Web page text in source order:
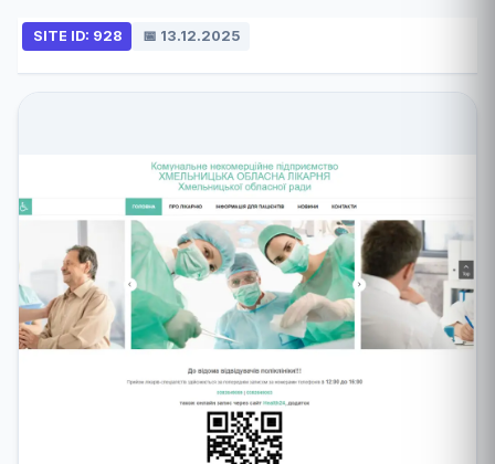
SITE ID: 928 📅 13.12.2025